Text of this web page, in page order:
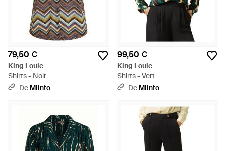
79,50 €
King Louie
Shirts - Noir
De Miinto
99,50 €
King Louie
Shirts - Vert
De Miinto